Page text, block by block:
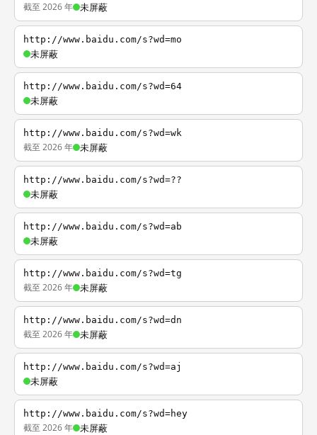
截至 2026 年 未屏蔽
http://www.baidu.com/s?wd=mo
未屏蔽
http://www.baidu.com/s?wd=64
未屏蔽
http://www.baidu.com/s?wd=wk
截至 2026 年 未屏蔽
http://www.baidu.com/s?wd=??
未屏蔽
http://www.baidu.com/s?wd=ab
未屏蔽
http://www.baidu.com/s?wd=tg
截至 2026 年 未屏蔽
http://www.baidu.com/s?wd=dn
截至 2026 年 未屏蔽
http://www.baidu.com/s?wd=aj
未屏蔽
http://www.baidu.com/s?wd=hey
截至 2026 年 未屏蔽